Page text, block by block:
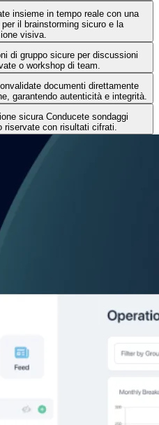
insieme in tempo reale con una
il brainstorming sicuro e la
visiva.
di gruppo sicure per discussioni
o workshop di team.
documenti direttamente
garantendo autenticità e integrità.
sicura Conducete sondaggi
con risultati cifrati.